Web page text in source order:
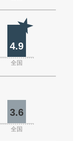
4.9
全国
3.6
全国